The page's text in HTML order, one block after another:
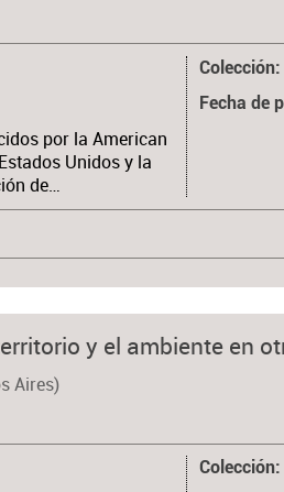
por la American
Unidos y la
de…
Colección
Fecha de
y el ambiente en
Aires)
Colección